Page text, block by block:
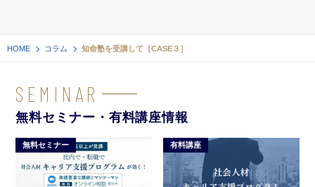
HOME コラム 知命塾を受講して［CASE３］
SEMINAR
無料セミナー・有料講座情報
無料セミナー 有料講座